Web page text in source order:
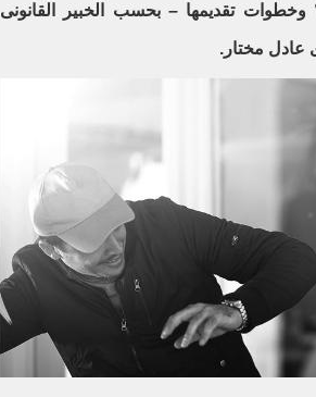
وخطوات تقديمها – بحسب الخبير القانونى
عادل مختار.